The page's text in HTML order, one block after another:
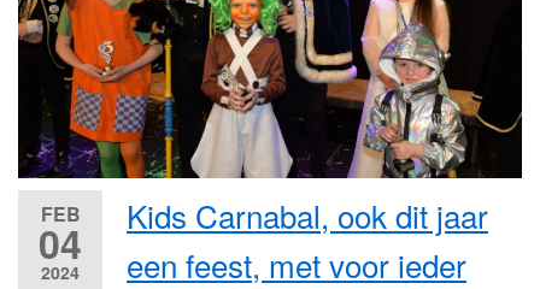
FEB
04
2024
Kids Carnabal, ook dit jaar
een feest, met voor ieder